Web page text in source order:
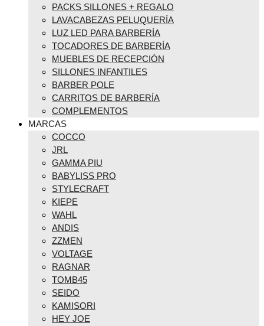
PACKS SILLONES + REGALO
LAVACABEZAS PELUQUERÍA
LUZ LED PARA BARBERÍA
TOCADORES DE BARBERÍA
MUEBLES DE RECEPCIÓN
SILLONES INFANTILES
BARBER POLE
CARRITOS DE BARBERÍA
COMPLEMENTOS
MARCAS
COCCO
JRL
GAMMA PIU
BABYLISS PRO
STYLECRAFT
KIEPE
WAHL
ANDIS
ZZMEN
VOLTAGE
RAGNAR
TOMB45
SEIDO
KAMISORI
HEY JOE